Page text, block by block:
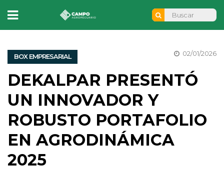
BOX EMPRESARIAL 02/01/2026
DEKALPAR PRESENTÓ
UN INNOVADOR Y
ROBUSTO PORTAFOLIO
EN AGRODINÁMICA
2025